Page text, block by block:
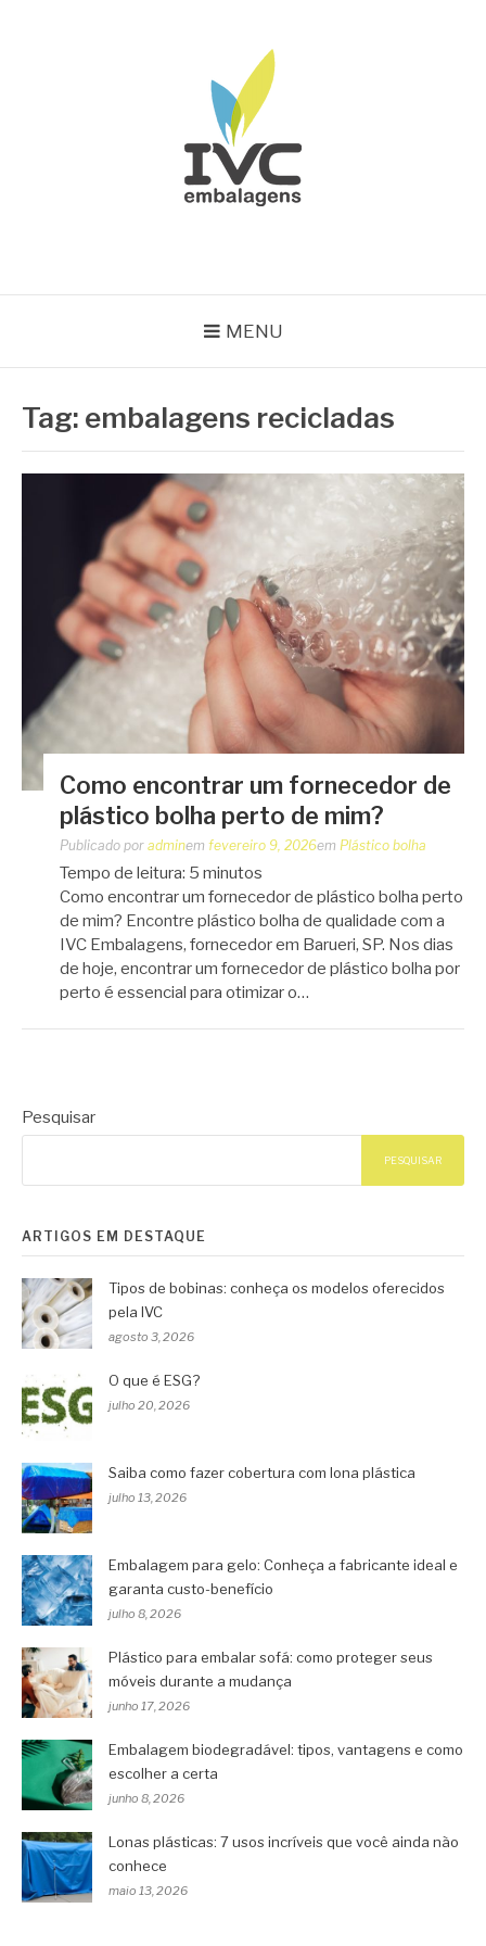
MENU
Tag: embalagens recicladas
Como encontrar um fornecedor de
plástico bolha perto de mim?
Publicado por adminem fevereiro 9, 2026em Plástico bolha
Tempo de leitura: 5 minutos
Como encontrar um fornecedor de plástico bolha perto
de mim? Encontre plástico bolha de qualidade com a
IVC Embalagens, fornecedor em Barueri, SP. Nos dias
de hoje, encontrar um fornecedor de plástico bolha por
perto é essencial para otimizar o…
Pesquisar
PESQUISAR
ARTIGOS EM DESTAQUE
Tipos de bobinas: conheça os modelos oferecidos
pela IVC
agosto 3, 2026
O que é ESG?
julho 20, 2026
Saiba como fazer cobertura com lona plástica
julho 13, 2026
Embalagem para gelo: Conheça a fabricante ideal e
garanta custo-benefício
julho 8, 2026
Plástico para embalar sofá: como proteger seus
móveis durante a mudança
junho 17, 2026
Embalagem biodegradável: tipos, vantagens e como
escolher a certa
junho 8, 2026
Lonas plásticas: 7 usos incríveis que você ainda não
conhece
maio 13, 2026